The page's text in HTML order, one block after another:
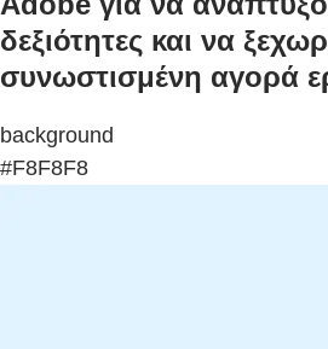
δεξιότητες και να
συνωστισμένη αγορά
background
#F8F8F8